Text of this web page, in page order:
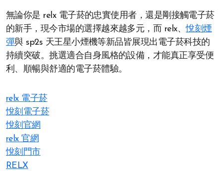
無論你是 relx 電子菸的忠實使用者，還是剛接觸電子菸
的新手，現今市場的選擇越來越多元，而 relx、悅刻煙
彈與 sp2s 天王星小煙機等新品皆展現出電子菸科技的
持續突破。挑選適合自身風格的設備，才能真正享受便
利、順暢與舒適的電子菸體驗。
relx 電子菸
悅刻電子菸
悅刻官網
relx 官網
悅刻門市
RELX